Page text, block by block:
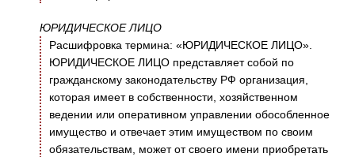
ЮРИДИЧЕСКОЕ ЛИЦО
Расшифровка термина: «ЮРИДИЧЕСКОЕ ЛИЦО».
ЮРИДИЧЕСКОЕ ЛИЦО представляет собой по
гражданскому законодательству РФ организация,
которая имеет в собственности, хозяйственном
ведении или оперативном управлении обособленное
имущество и отвечает этим имуществом по своим
обязательствам, может от своего имени приобретать